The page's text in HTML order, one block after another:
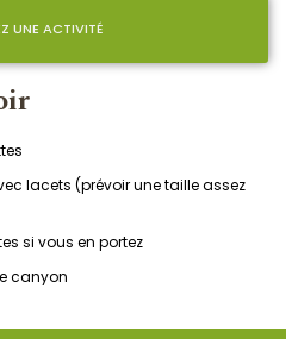
UNE ACTIVITÉ
lacets (prévoir une taille assez
si vous en portez
canyon